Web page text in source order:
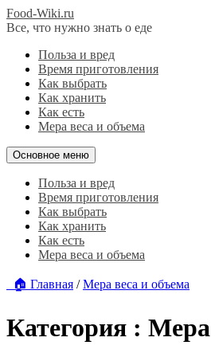
Food-Wiki.ru
Все, что нужно знать о еде
Польза и вред
Время приготовления
Как выбрать
Как хранить
Как есть
Мера веса и объема
Основное меню
Польза и вред
Время приготовления
Как выбрать
Как хранить
Как есть
Мера веса и объема
🏠 Главная /Мера веса и объема
Категория : Мера